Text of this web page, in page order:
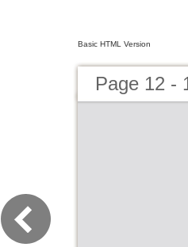
Basic HTML Version
Page 12 -